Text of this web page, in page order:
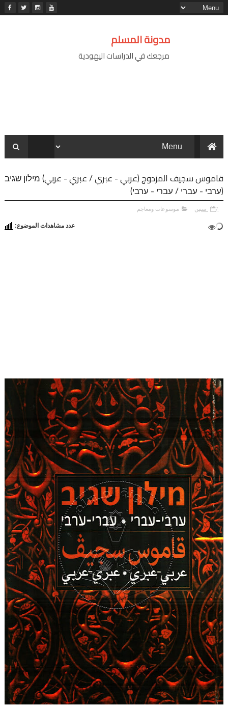
مدونة المسلم
مرجعك في الدراسات اليهودية
قاموس سجيف المزدوج (عربي - عبري / عبري - عربي) מילון שגיב
(ערבי - עברי / עברי - ערבי)
7 سنين موسوعات ومعاجم
عدد مشاهدات الموضوع: